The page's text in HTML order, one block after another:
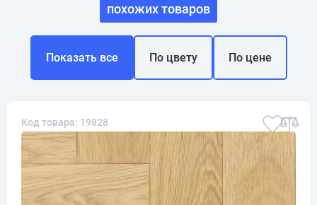
похожих товаров
Показать все По цвету По цене
Код товара: 19828